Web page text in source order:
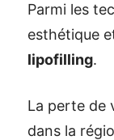
Parmi les
esthétique
lipofilling.
La perte de
dans la